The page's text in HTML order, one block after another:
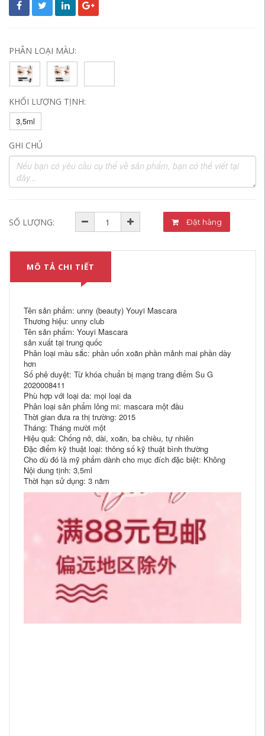
PHÂN LOẠI MÀU:
KHỐI LƯỢNG TỊNH:
3,5ml
GHI CHÚ
SỐ LƯỢNG: Đặt hàng
MÔ TẢ CHI TIẾT
Tên sản phẩm: unny (beauty) Youyi Mascara
Thương hiệu: unny club
Tên sản phẩm: Youyi Mascara
sản xuất tại trung quốc
Phân loại màu sắc: phần uốn xoăn phần mảnh mai phần dày
hơn
Số phê duyệt: Từ khóa chuẩn bị mạng trang điểm Su G
2020008411
Phù hợp với loại da: mọi loại da
Phân loại sản phẩm lông mi: mascara một đầu
Thời gian đưa ra thị trường: 2015
Tháng: Tháng mười một
Hiệu quả: Chống nở, dài, xoăn, ba chiều, tự nhiên
Đặc điểm kỹ thuật loại: thông số kỹ thuật bình thường
Cho dù đó là mỹ phẩm dành cho mục đích đặc biệt: Không
Nội dung tịnh: 3,5ml
Thời hạn sử dụng: 3 năm